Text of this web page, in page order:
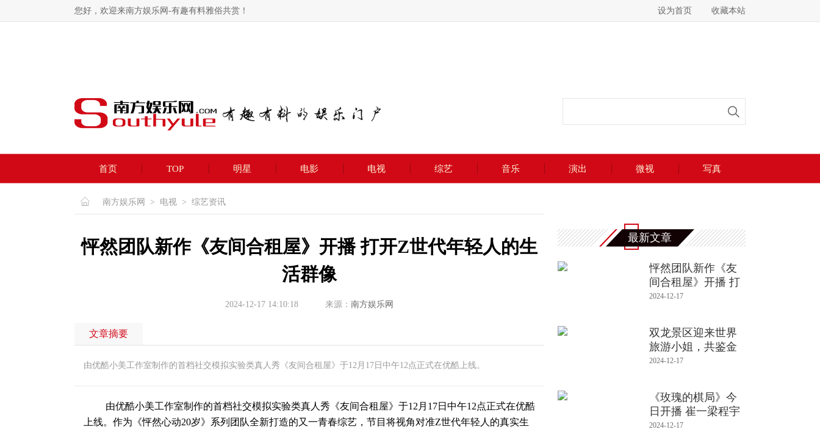
您好，欢迎来南方娱乐网-有趣有料雅俗共赏！ 设为首页 收藏本站
首页 TOP 明星 电影 电视 综艺 音乐 演出 微视 写真
南方娱乐网 > 电视 > 综艺资讯
怦然团队新作《友间合租屋》开播 打开Z世代年轻人的生
活群像
2024-12-17 14:10:18 来源： 南方娱乐网
文章摘要
由优酷小美工作室制作的首档社交模拟实验类真人秀《友间合租屋》于12月17日中午12点正式在优酷上线。
由优酷小美工作室制作的首档社交模拟实验类真人秀《友间合租屋》于12月17日中午12点正式在优酷
上线。作为《怦然心动20岁》系列团队全新打造的又一青春综艺，节目将视角对准Z世代年轻人的真实生
最新文章
怦然团队新作《友
间合租屋》开播 打
开Z世代
2024-12-17
双龙景区迎来世界
旅游小姐，共鉴金
华自然人文
2024-12-17
《玫瑰的棋局》今
日开播 崔一梁程宇
峰双强
2024-12-17